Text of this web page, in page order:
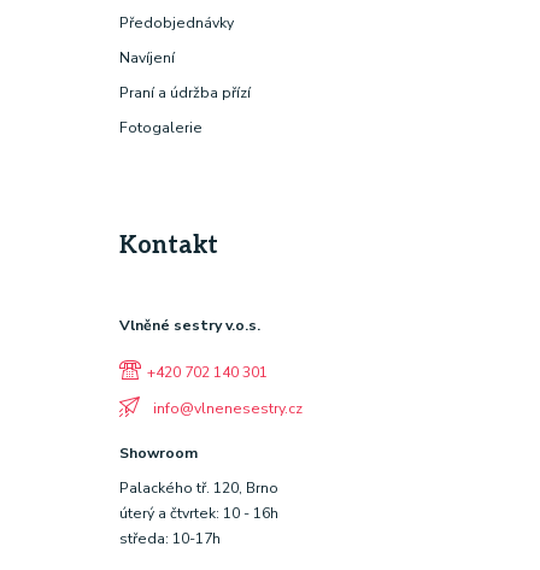
Předobjednávky
Navíjení
Praní a údržba přízí
Fotogalerie
Kontakt
Vlněné sestry v.o.s.
+420 702 140 301
info@vlnenesestry.cz
Showroom
Palackého tř. 120, Brno
úterý a čtvrtek: 10 - 16h
středa: 10-17h